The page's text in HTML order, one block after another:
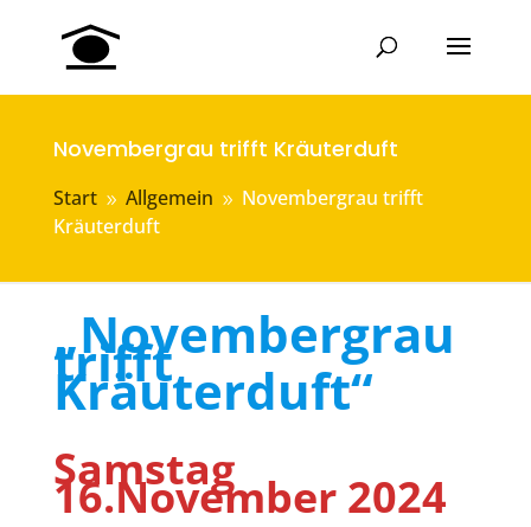
Novembergrau trifft Kräuterduft
Start 9 Allgemein 9 Novembergrau trifft
Kräuterduft
„Novembergrau
trifft
Kräuterduft“
Samstag
16.November 2024